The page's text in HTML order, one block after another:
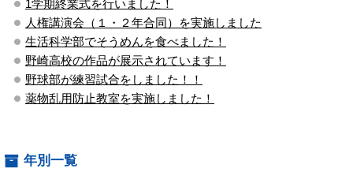
1学期終業式を行いました！
人権講演会（１・２年合同）を実施しました
生活科学部でそうめんを食べました！
野崎高校の作品が展示されています！
野球部が練習試合をしました！！
薬物乱用防止教室を実施しました！
年別一覧